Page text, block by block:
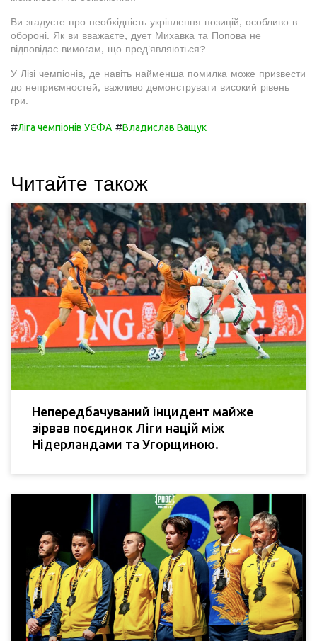
Ви згадуєте про необхідність укріплення позицій, особливо в
обороні. Як ви вважаєте, дует Михавка та Попова не
відповідає вимогам, що пред'являються?
У Лізі чемпіонів, де навіть найменша помилка може призвести
до неприємностей, важливо демонструвати високий рівень
гри.
#Ліга чемпіонів УЄФА #Владислав Ващук
Читайте також
Непередбачуваний інцидент майже
зірвав поєдинок Ліги націй між
Нідерландами та Угорщиною.